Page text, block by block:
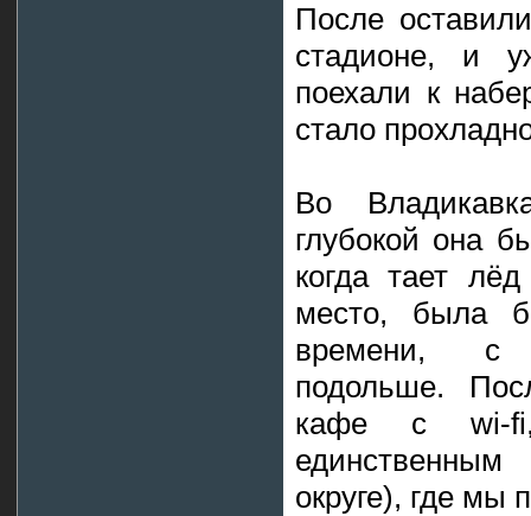
После
стадионе, и
поехали к
стало
Во
глубокой она
когда тает
место, была
времени, с
подольше.
кафе с wi-
округе), где мы